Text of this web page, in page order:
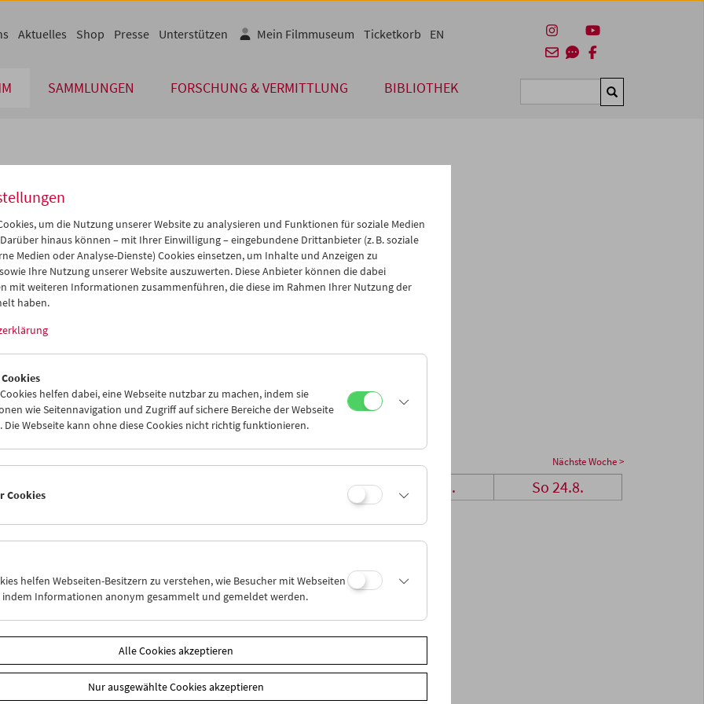
SAMMLUNGEN FORSCHUNG & VERMITTLUNG BIBLIOTHEK Suchen
Aktuelles Shop Presse Unterstützen Mein Filmmuseum Ticketkorb EN
Aug 2014 >>
Mi Do Fr Sa So
30 31 01 02
03
06 07 08 09
10
13 14
20 21
03
iCalender
Programmheft-PDF
English language or subtitles
Nächste Woche >
Mi 20.8. Sa 23.8. So 24.8.
um die Nutzung unserer Website zu analysieren und Funktionen für soziale Medien
hinaus können – mit Ihrer Einwilligung – eingebundene Drittanbieter (z. B. soziale
Medien oder Analyse-Dienste) Cookies einsetzen, um Inhalte und Anzeigen zu
Ihre Nutzung unserer Website auszuwerten. Diese Anbieter können die dabei
mit weiteren Informationen zusammenführen, die diese im Rahmen Ihrer Nutzung der
haben.
helfen dabei, eine Webseite nutzbar zu machen, indem sie
wie Seitennavigation und Zugriff auf sichere Bereiche der Webseite
Die Webseite kann ohne diese Cookies nicht richtig funktionieren.
Cookies
helfen Webseiten-Besitzern zu verstehen, wie Besucher mit Webseiten
indem Informationen anonym gesammelt und gemeldet werden.
Alle Cookies akzeptieren
Nur ausgewählte Cookies akzeptieren